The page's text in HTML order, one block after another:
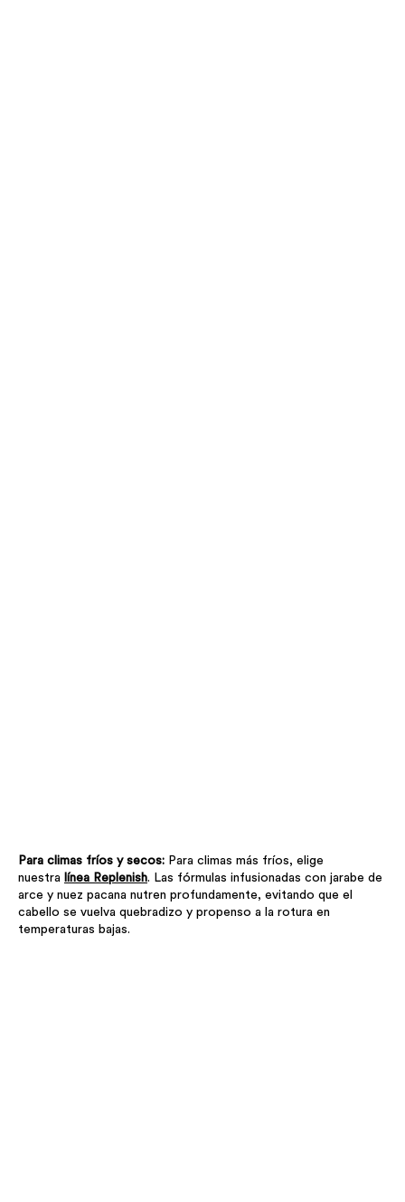
Para climas fríos y secos: Para climas más fríos, elige
nuestra línea Replenish. Las fórmulas infusionadas con jarabe de
arce y nuez pacana nutren profundamente, evitando que el
cabello se vuelva quebradizo y propenso a la rotura en
temperaturas bajas.